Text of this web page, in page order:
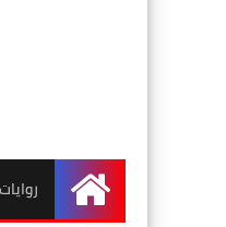
الرئيسية